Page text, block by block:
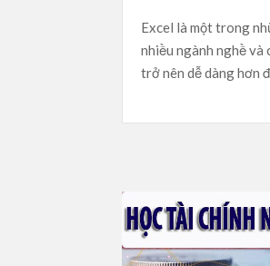
Excel là một trong
nhiều ngành nghề
trở nên dễ dàng hơn